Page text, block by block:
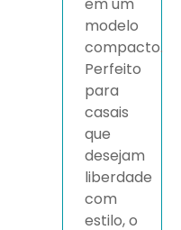
modelo
compacto.
Perfeito
para
casais
que
desejam
liberdade
com
estilo, o